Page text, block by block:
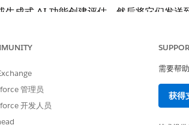
成式 AI 功能创建评估，然后将它们发送
率，增强整体站点选择流程。
管理员
开发人员
需要帮
获得